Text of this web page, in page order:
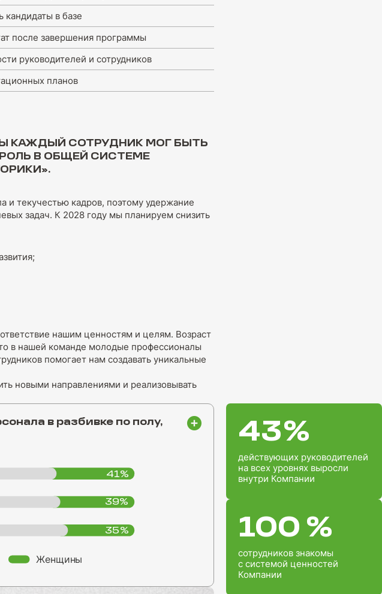
кандидаты в базе
после завершения программы
руководителей и сотрудников
планов
КАЖДЫЙ СОТРУДНИК МОГ БЫТЬ
В ОБЩЕЙ СИСТЕМЕ
.
и текучестью кадров, поэтому удержание
задач. К 2028 году мы планируем снизить
нашим ценностям и целям. Возраст
в нашей команде молодые профессионалы
помогает нам создавать уникальные
новыми направлениями и реализовывать
43%
действующих руководителей
на всех уровнях выросли
внутри Компании
100 %
сотрудников знакомы
с системой ценностей
Компании
в разбивке по полу,
41%
39%
35%
Женщины